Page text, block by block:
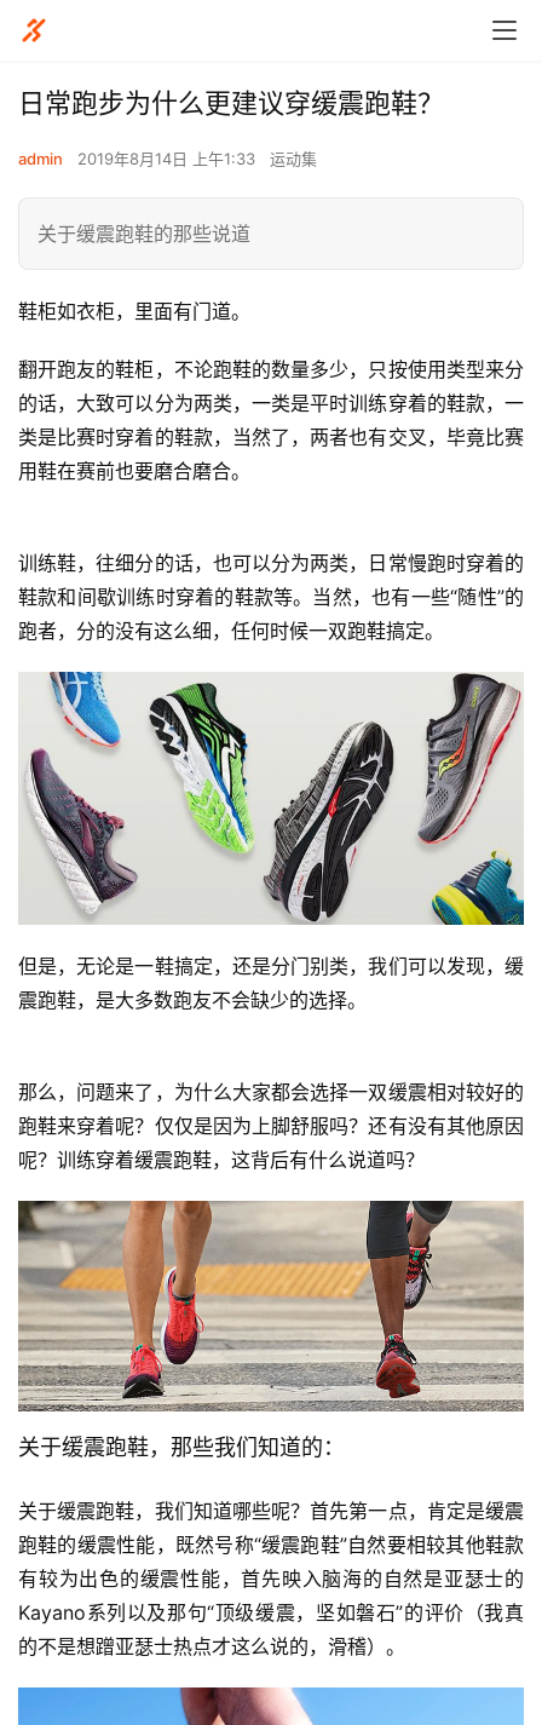
日常跑步为什么更建议穿缓震跑鞋？
admin 2019年8月14日 上午1:33 运动集
关于缓震跑鞋的那些说道
鞋柜如衣柜，里面有门道。
翻开跑友的鞋柜，不论跑鞋的数量多少，只按使用类型来分
的话，大致可以分为两类，一类是平时训练穿着的鞋款，一
类是比赛时穿着的鞋款，当然了，两者也有交叉，毕竟比赛
用鞋在赛前也要磨合磨合。
训练鞋，往细分的话，也可以分为两类，日常慢跑时穿着的
鞋款和间歇训练时穿着的鞋款等。当然，也有一些“随性”的
跑者，分的没有这么细，任何时候一双跑鞋搞定。
但是，无论是一鞋搞定，还是分门别类，我们可以发现，缓
震跑鞋，是大多数跑友不会缺少的选择。
那么，问题来了，为什么大家都会选择一双缓震相对较好的
跑鞋来穿着呢？仅仅是因为上脚舒服吗？还有没有其他原因
呢？训练穿着缓震跑鞋，这背后有什么说道吗？
关于缓震跑鞋，那些我们知道的：
关于缓震跑鞋，我们知道哪些呢？首先第一点，肯定是缓震
跑鞋的缓震性能，既然号称“缓震跑鞋”自然要相较其他鞋款
有较为出色的缓震性能，首先映入脑海的自然是亚瑟士的
Kayano系列以及那句“顶级缓震，坚如磐石”的评价（我真
的不是想蹭亚瑟士热点才这么说的，滑稽）。